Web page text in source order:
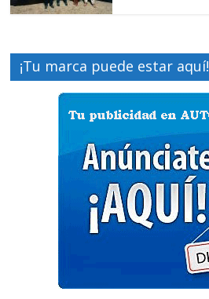
¡Tu marca puede estar aquí!